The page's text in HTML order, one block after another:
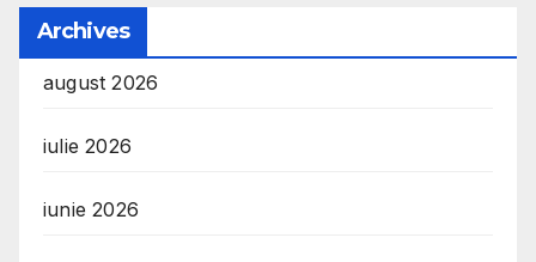
Archives
august 2026
iulie 2026
iunie 2026